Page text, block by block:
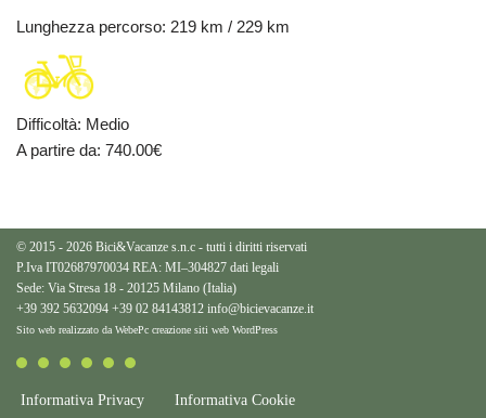
Lunghezza percorso: 219 km / 229 km
Difficoltà: Medio
A partire da: 740.00€
© 2015 - 2026 Bici&Vacanze s.n.c - tutti i diritti riservati
P.Iva IT02687970034 REA: MI–304827 dati legali
Sede: Via Stresa 18 - 20125 Milano (Italia)
+39 392 5632094 +39 02 84143812 info@bicievacanze.it
Sito web realizzato da WebePc creazione siti web WordPress
Informativa Privacy Informativa Cookie